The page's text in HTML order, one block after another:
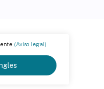
(Aviso legal)